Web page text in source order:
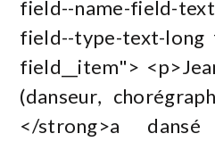
field--name-field-
field--type-text-long
field__item">
(danseur,
</strong>a